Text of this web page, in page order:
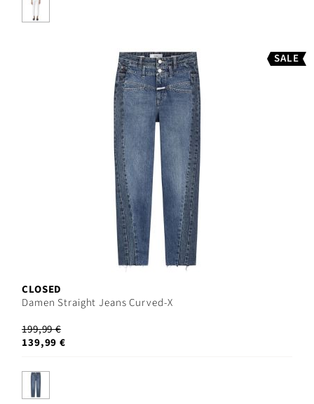
SALE
CLOSED
Damen Straight Jeans Curved-X
199,99 €
139,99 €